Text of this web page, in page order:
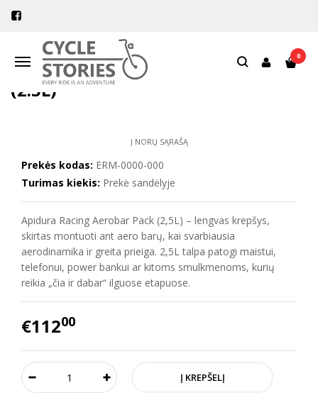
Navigacija
0
Pagrindinis
APIDURA RACING AEROBAR PACK
(2.5L)
Į NORŲ SĄRAŠĄ
Prekės kodas: ERM-0000-000
Turimas kiekis: Prekė sandėlyje
Apidura Racing Aerobar Pack (2,5L) – lengvas krepšys,
skirtas montuoti ant aero barų, kai svarbiausia
aerodinamika ir greita prieiga. 2,5L talpa patogi maistui,
telefonui, power bankui ar kitoms smulkmenoms, kurių
reikia „čia ir dabar“ ilguose etapuose.
€11200